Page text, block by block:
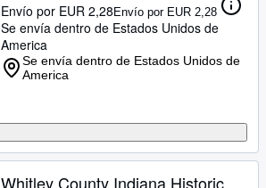
Envío por EUR 2,28Envío por EUR 2,28
Se envía dentro de Estados Unidos de
America
Se envía dentro de Estados Unidos de
America
Whitley County Indiana Historic